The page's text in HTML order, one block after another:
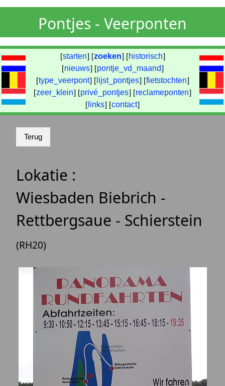
Pontjes - Veerponten
[starten] [zoeken] [ historisch]
[nieuws] [pontje_vd_maand]
[type_veerpont] [ lijst_pontjes] [fietstochten]
[zeer_klein] [privé_pontjes] [reclameponten]
[ links] [contact]
Lokatie :
Wiesbaden Biebrich -
Rettbergsaue - Schierstein
(RH20)